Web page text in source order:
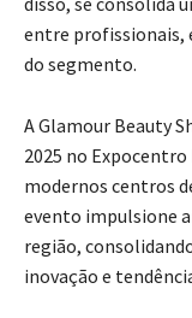
entre profissionais,
do segmento.
A Glamour Beauty
2025 no
modernos centros
evento impulsione
região,
inovação e